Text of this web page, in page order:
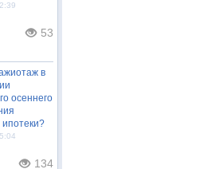
53
в
осеннего
134